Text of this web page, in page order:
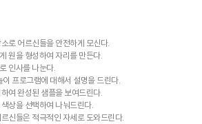
로 어르신들을 안전하게 모신다.
원을 형성하여 자리를 만든다.
인사를 나눈다.
프로그램에 대해서 설명을 드린다.
여 완성된 샘플을 보여드린다.
상을 선택하여 나눠드린다.
신들은 적극적인 자세로 도와드린다.